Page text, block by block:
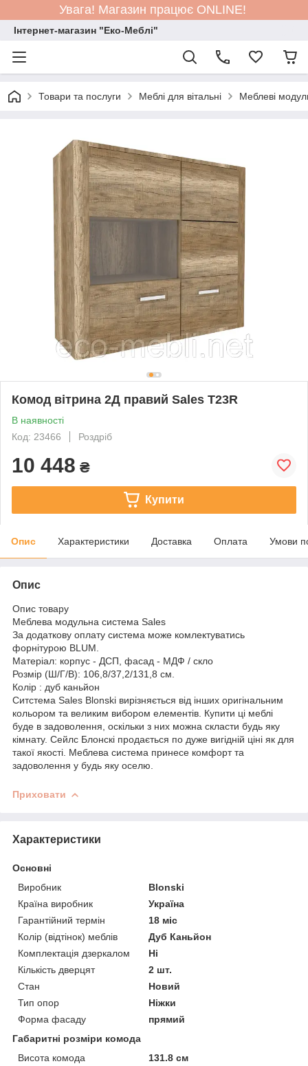
Увага! Магазин працює ONLINE!
Інтернет-магазин "Еко-Меблі"
Товари та послуги Меблі для вітальні Меблеві
Комод вітрина 2Д правий Sales T23R
В наявності
Код: 23466
Роздріб
10 448 ₴
Купити
Опис Характеристики Доставка Оплата Умови
Опис
Опис товару
Меблева модульна система Sales
За додаткову оплату система може комлектуватись
форнітурою BLUM.
Матеріал: корпус - ДСП, фасад - МДФ / скло
Розмір (Ш/Г/В): 106,8/37,2/131,8 см.
Колір : дуб каньйон
Ситстема Sales Blonski вирізняється від інших оригінальним
кольором та великим вибором елементів. Купити ці меблі
буде в задоволення, оскільки з них можна скласти будь яку
кімнату. Сейлс Блонскі продається по дуже вигідній ціні як для
такої якості. Меблева система принесе комфорт та
задоволення у будь яку оселю.
Приховати
Характеристики
Основні
Виробник
Blonski
Країна виробник
Україна
Гарантійний термін
18 міс
Колір (відтінок) меблів
Дуб Каньйон
Комплектація дзеркалом
Ні
Кількість дверцят
2 шт.
Стан
Новий
Тип опор
Ніжки
Форма фасаду
прямий
Габаритні розміри комода
Висота комода
131.8 см